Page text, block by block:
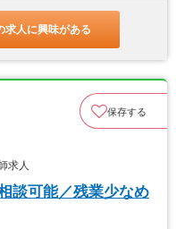
求人に興味がある
保存する
求人
談可能／残業少なめ